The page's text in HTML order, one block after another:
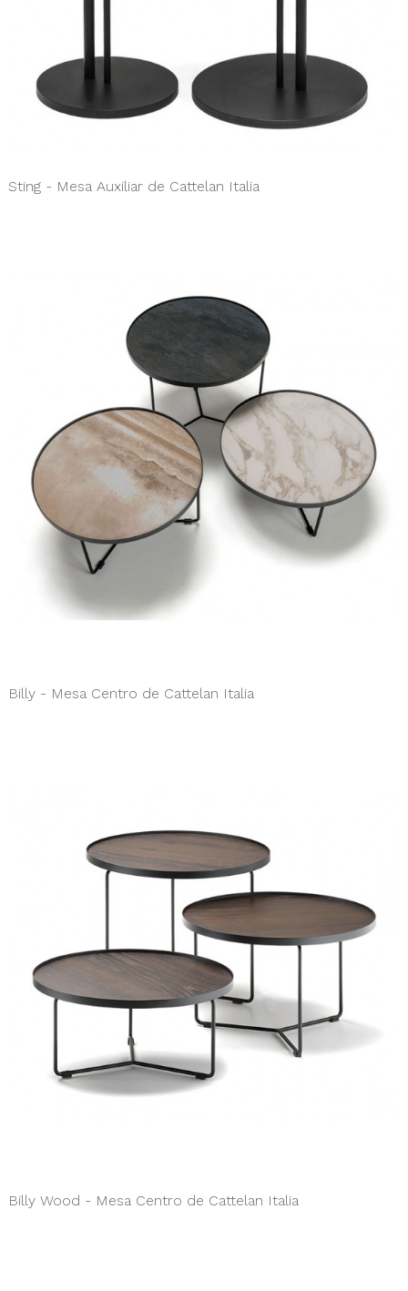
Sting - Mesa Auxiliar de Cattelan Italia
Billy - Mesa Centro de Cattelan Italia
Billy Wood - Mesa Centro de Cattelan Italia